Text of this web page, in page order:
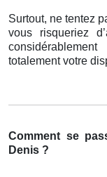
Surtout, ne tentez
vous risqueriez
totalement votre
Comment se
Denis ?